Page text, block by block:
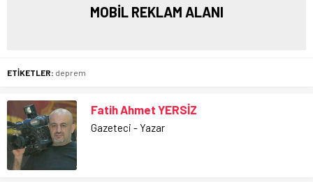
MOBİL REKLAM ALANI
ETİKETLER: deprem
Fatih Ahmet YERSİZ
Gazeteci - Yazar